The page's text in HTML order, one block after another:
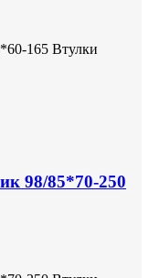
165 Втулки
98/85*70-250